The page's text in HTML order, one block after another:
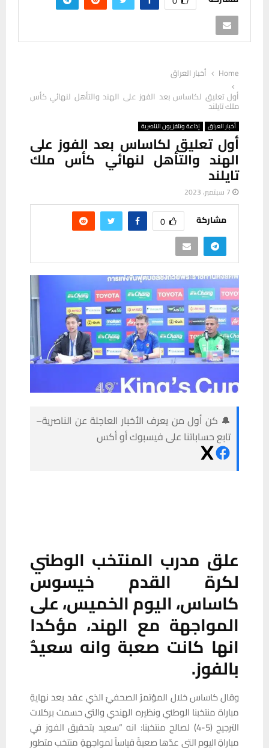
Home
أخبار العراق
أول تعليق لكاساس بعد الفوز على الهند والتأهل لنهائي كأس
ملك تايلند
أخبار العراق إذاعة وتلفزيون الناصرية
أول تعليق لكاساس بعد الفوز على
الهند والتأهل لنهائي كأس ملك
تايلند
7 سبتمبر، 2023
مشاركة 0
🔔 كن أول من يعرف الأخبار العاجلة عن الناصرية–
تابع حساباتنا على فيسبوك أو أكس
علق مدرب المنتخب الوطني
لكرة القدم خيسوس
كاساس، اليوم الخميس، على
المواجهة مع الهند، مؤكدا
انها كانت صعبة وانه سعيدٌ
بالفوز.
وقال كاساس خلال المؤتمرُ الصحفيّ الذي عقد بعد نهايةِ
مباراة منتخبنا الوطني ونظيره الهندي والتي حسمت بركلات
الترجيح (5-4) لصالح منتخبنا: انه “سعيد بتحقيق الفوز في
مباراةِ اليوم التي عدّها صعبةً قياساً لمواجهةِ منتخبٍ متطور